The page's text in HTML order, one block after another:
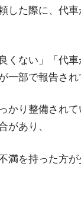
した際に、代
くない」「代
一部で報告され
かり整備され
があり、
満を持った方